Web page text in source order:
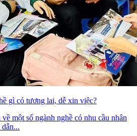
gì có tương lai, dễ xin việc?
một số ngành nghề có nhu cầu nhân